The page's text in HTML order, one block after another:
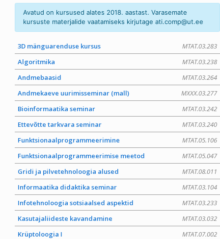
Avatud on kursused alates 2018. aastast. Varasemate
kursuste materjalide vaatamiseks kirjutageati.comp@ut.ee
MTAT.03.283
3D mänguarenduse kursus
MTAT.03.238
Algoritmika
MTAT.03.264
Andmebaasid
MXXX.03.277
Andmekaeve uurimisseminar (mall)
MTAT.03.242
Bioinformaatika seminar
MTAT.03.240
Ettevõtte tarkvara seminar
MTAT.05.106
Funktsionaalprogrammeerimine
MTAT.05.047
Funktsionaalprogrammeerimise meetod
MTAT.08.011
Gridi ja pilvetehnoloogia alused
MTAT.03.104
Informaatika didaktika seminar
MTAT.03.233
Infotehnoloogia sotsiaalsed aspektid
MTAT.03.032
Kasutajaliideste kavandamine
MTAT.07.002
Krüptoloogia I